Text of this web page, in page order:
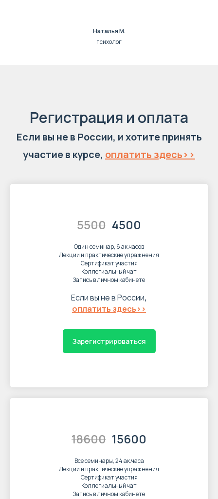
Наталья М.
психолог
Регистрация и оплата
Если вы не в России, и хотите принять
участие в курсе, оплатить здесь>>
5500 4500
Один семинар, 6 ак.часов
Лекции и практические упражнения
Сертификат участия
Коллегиальный чат
Запись в личном кабинете
Если вы не в России,
оплатить здесь>>
Зарегистрироваться
18600 15600
Все семинары, 24 ак.часа
Лекции и практические упражнения
Сертификат участия
Коллегиальный чат
Запись в личном кабинете